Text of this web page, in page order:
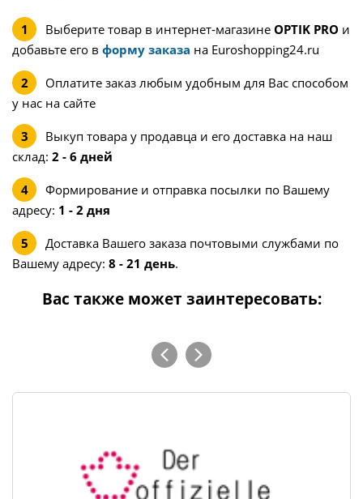
Выберите товар в интернет-магазине OPTIK PRO и
добавьте его в форму заказа на Euroshopping24.ru
Оплатите заказ любым удобным для Вас способом
у нас на сайте
Выкуп товара у продавца и его доставка на наш
склад: 2 - 6 дней
Формирование и отправка посылки по Вашему
адресу: 1 - 2 дня
Доставка Вашего заказа почтовыми службами по
Вашему адресу: 8 - 21 день.
Вас также может заинтересовать: